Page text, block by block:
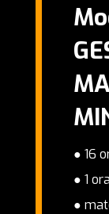
● 16
● 1
●